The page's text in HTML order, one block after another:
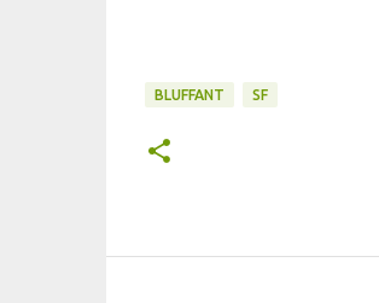
BLUFFANT SF